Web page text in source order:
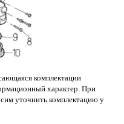
комплектации
характер. При
уточнить комплектацию у